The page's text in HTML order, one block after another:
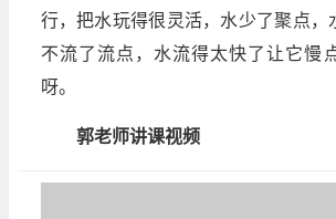
行，把水玩得很灵活，水少了聚点，
不流了流点，水流得太快了让它慢
呀。
郭老师讲课视频